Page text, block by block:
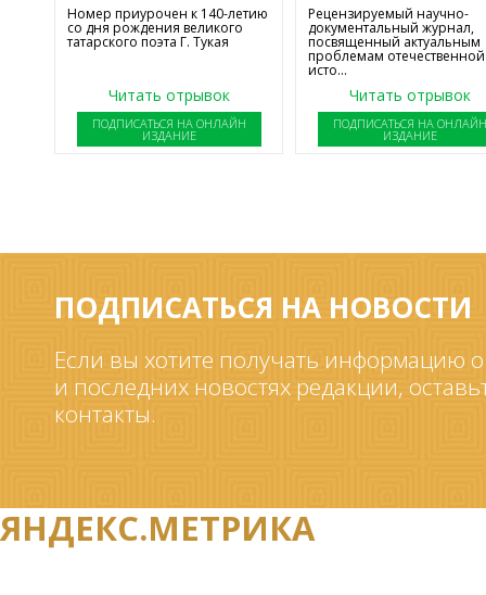
Номер приурочен к 140-летию
со дня рождения великого
татарского поэта Г. Тукая
Читать отрывок
ПОДПИСАТЬСЯ НА ОНЛАЙН
ИЗДАНИЕ
Рецензируемый научно-
документальный журнал,
посвященный актуальным
проблемам отечественной
исто...
Читать отрывок
ПОДПИСАТЬСЯ НА
ИЗДАНИЕ
ПОДПИСАТЬСЯ НА НОВОСТИ
Если вы хотите получать информацию
и последних новостях редакции,
контакты.
ЯНДЕКС.МЕТРИКА